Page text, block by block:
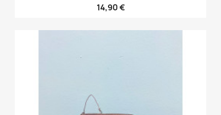
14,90 €